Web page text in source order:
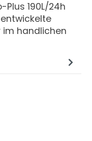
190L/24h
im handlichen